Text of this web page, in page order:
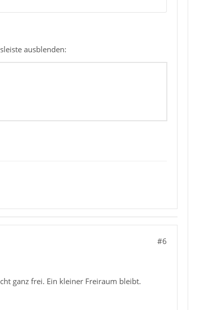
ausblenden:
#6
ganz frei. Ein kleiner Freiraum bleibt.